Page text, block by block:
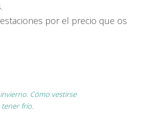
por el precio que os